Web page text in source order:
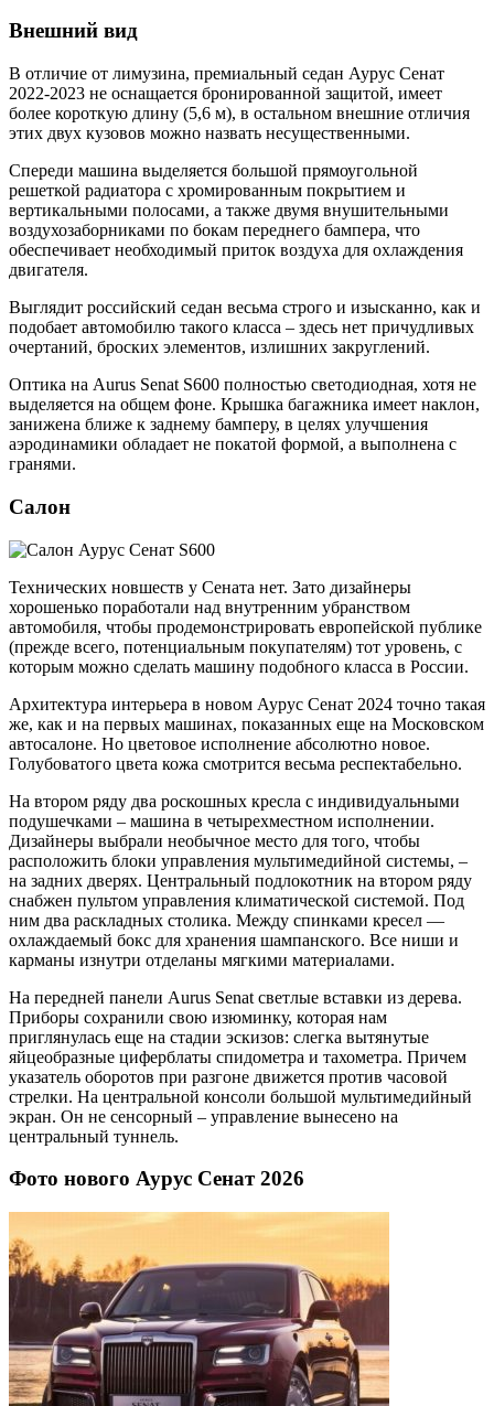
Внешний вид
В отличие от лимузина, премиальный седан Аурус Сенат
2022-2023 не оснащается бронированной защитой, имеет
более короткую длину (5,6 м), в остальном внешние отличия
этих двух кузовов можно назвать несущественными.
Спереди машина выделяется большой прямоугольной
решеткой радиатора с хромированным покрытием и
вертикальными полосами, а также двумя внушительными
воздухозаборниками по бокам переднего бампера, что
обеспечивает необходимый приток воздуха для охлаждения
двигателя.
Выглядит российский седан весьма строго и изысканно, как и
подобает автомобилю такого класса – здесь нет причудливых
очертаний, броских элементов, излишних закруглений.
Оптика на Aurus Senat S600 полностью светодиодная, хотя не
выделяется на общем фоне. Крышка багажника имеет наклон,
занижена ближе к заднему бамперу, в целях улучшения
аэродинамики обладает не покатой формой, а выполнена с
гранями.
Салон
Технических новшеств у Сената нет. Зато дизайнеры
хорошенько поработали над внутренним убранством
автомобиля, чтобы продемонстрировать европейской публике
(прежде всего, потенциальным покупателям) тот уровень, с
которым можно сделать машину подобного класса в России.
Архитектура интерьера в новом Аурус Сенат 2024 точно такая
же, как и на первых машинах, показанных еще на Московском
автосалоне. Но цветовое исполнение абсолютно новое.
Голубоватого цвета кожа смотрится весьма респектабельно.
На втором ряду два роскошных кресла с индивидуальными
подушечками – машина в четырехместном исполнении.
Дизайнеры выбрали необычное место для того, чтобы
расположить блоки управления мультимедийной системы, –
на задних дверях. Центральный подлокотник на втором ряду
снабжен пультом управления климатической системой. Под
ним два раскладных столика. Между спинками кресел —
охлаждаемый бокс для хранения шампанского. Все ниши и
карманы изнутри отделаны мягкими материалами.
На передней панели Aurus Senat светлые вставки из дерева.
Приборы сохранили свою изюминку, которая нам
приглянулась еще на стадии эскизов: слегка вытянутые
яйцеобразные циферблаты спидометра и тахометра. Причем
указатель оборотов при разгоне движется против часовой
стрелки. На центральной консоли большой мультимедийный
экран. Он не сенсорный – управление вынесено на
центральный туннель.
Фото нового Аурус Сенат 2026